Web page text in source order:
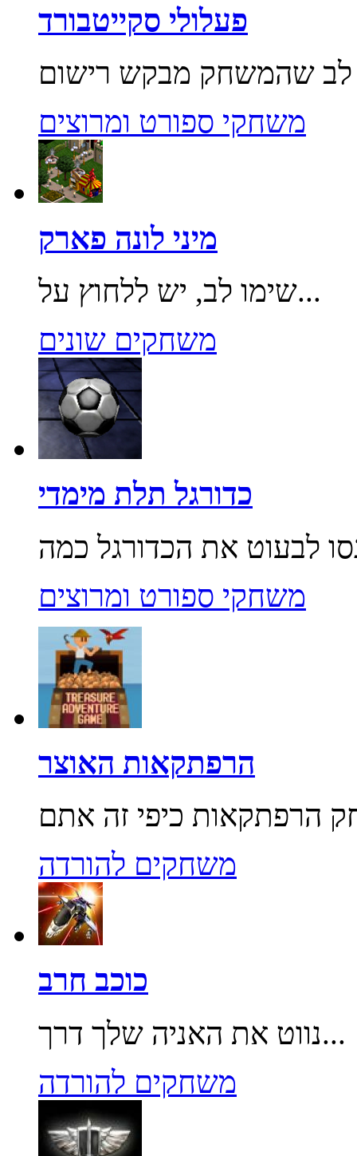
פעלולי סקייטבורד
משחקי ספורט ומרוצים
מיני לונה פארק
שימו לב, יש ללחוץ על...
משחקים שונים
כדורגל תלת מימדי
משחקי ספורט ומרוצים
הרפתקאות האוצר
משחקים להורדה
כוכב חרב
נווט את האניה שלך דרך...
משחקים להורדה